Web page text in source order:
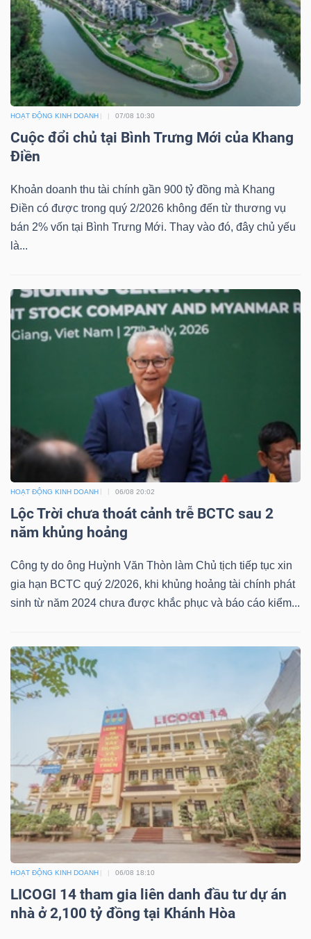
HOẠT ĐỘNG KINH DOANH 07/08 10:30
Cuộc đổi chủ tại Bình Trưng Mới của Khang
Điền
Khoản doanh thu tài chính gần 900 tỷ đồng mà Khang
Điền có được trong quý 2/2026 không đến từ thương vụ
bán 2% vốn tại Bình Trưng Mới. Thay vào đó, đây chủ yếu
là...
HOẠT ĐỘNG KINH DOANH 06/08 20:02
Lộc Trời chưa thoát cảnh trễ BCTC sau 2
năm khủng hoảng
Công ty do ông Huỳnh Văn Thòn làm Chủ tịch tiếp tục xin
gia hạn BCTC quý 2/2026, khi khủng hoảng tài chính phát
sinh từ năm 2024 chưa được khắc phục và báo cáo kiểm...
HOẠT ĐỘNG KINH DOANH 06/08 18:10
LICOGI 14 tham gia liên danh đầu tư dự án
nhà ở 2,100 tỷ đồng tại Khánh Hòa
ngữ
(-)
Dịch
vụ
(-)
tạo
tài
chính
đầu
tư
thông
tài
chính
Dữ